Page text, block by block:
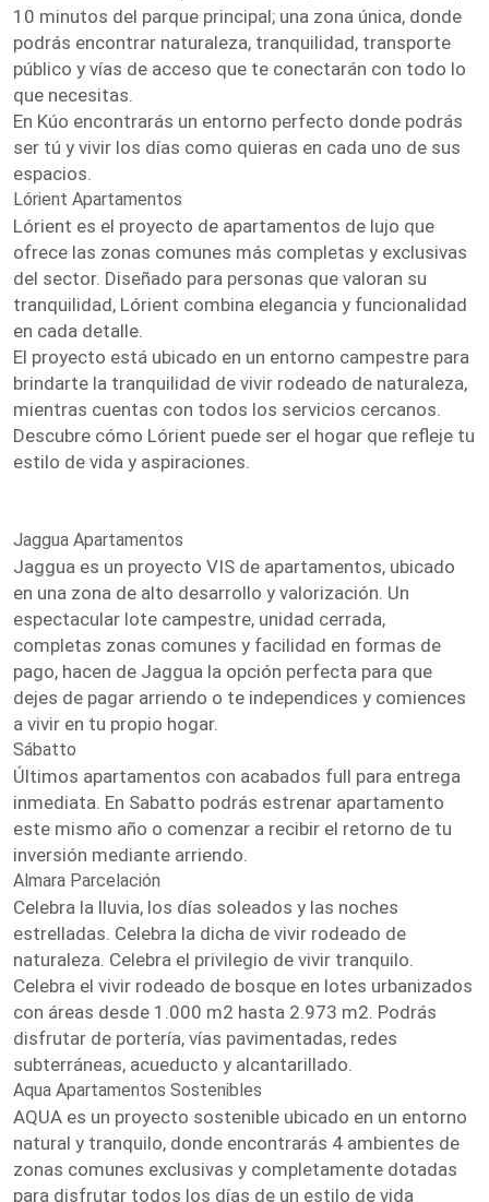
10 minutos del parque principal; una zona única, donde
podrás encontrar naturaleza, tranquilidad, transporte
público y vías de acceso que te conectarán con todo lo
que necesitas.
En Kúo encontrarás un entorno perfecto donde podrás
ser tú y vivir los días como quieras en cada uno de sus
espacios.
Lórient Apartamentos
Lórient es el proyecto de apartamentos de lujo que
ofrece las zonas comunes más completas y exclusivas
del sector. Diseñado para personas que valoran su
tranquilidad, Lórient combina elegancia y funcionalidad
en cada detalle.
El proyecto está ubicado en un entorno campestre para
brindarte la tranquilidad de vivir rodeado de naturaleza,
mientras cuentas con todos los servicios cercanos.
Descubre cómo Lórient puede ser el hogar que refleje tu
estilo de vida y aspiraciones.
Jaggua Apartamentos
Jaggua es un proyecto VIS de apartamentos, ubicado
en una zona de alto desarrollo y valorización. Un
espectacular lote campestre, unidad cerrada,
completas zonas comunes y facilidad en formas de
pago, hacen de Jaggua la opción perfecta para que
dejes de pagar arriendo o te independices y comiences
a vivir en tu propio hogar.
Sábatto
Últimos apartamentos con acabados full para entrega
inmediata. En Sabatto podrás estrenar apartamento
este mismo año o comenzar a recibir el retorno de tu
inversión mediante arriendo.
Almara Parcelación
Celebra la lluvia, los días soleados y las noches
estrelladas. Celebra la dicha de vivir rodeado de
naturaleza. Celebra el privilegio de vivir tranquilo.
Celebra el vivir rodeado de bosque en lotes urbanizados
con áreas desde 1.000 m2 hasta 2.973 m2. Podrás
disfrutar de portería, vías pavimentadas, redes
subterráneas, acueducto y alcantarillado.
Aqua Apartamentos Sostenibles
AQUA es un proyecto sostenible ubicado en un entorno
natural y tranquilo, donde encontrarás 4 ambientes de
zonas comunes exclusivas y completamente dotadas
para disfrutar todos los días de un estilo de vida